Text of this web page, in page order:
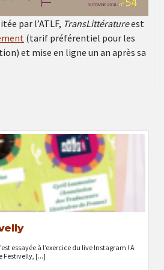
par l’ATLF, TransLittératureest
(tarif préférentiel pour les
et mise en ligne un an après sa
essayée à l’exercice du live Instagram ! A
Festivelly, [...]